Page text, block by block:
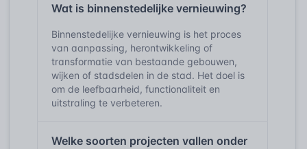
Wat is binnenstedelijke vernieuwing?
Binnenstedelijke vernieuwing is het proces
van aanpassing, herontwikkeling of
transformatie van bestaande gebouwen,
wijken of stadsdelen in de stad. Het doel is
om de leefbaarheid, functionaliteit en
uitstraling te verbeteren.
Welke soorten projecten vallen onder